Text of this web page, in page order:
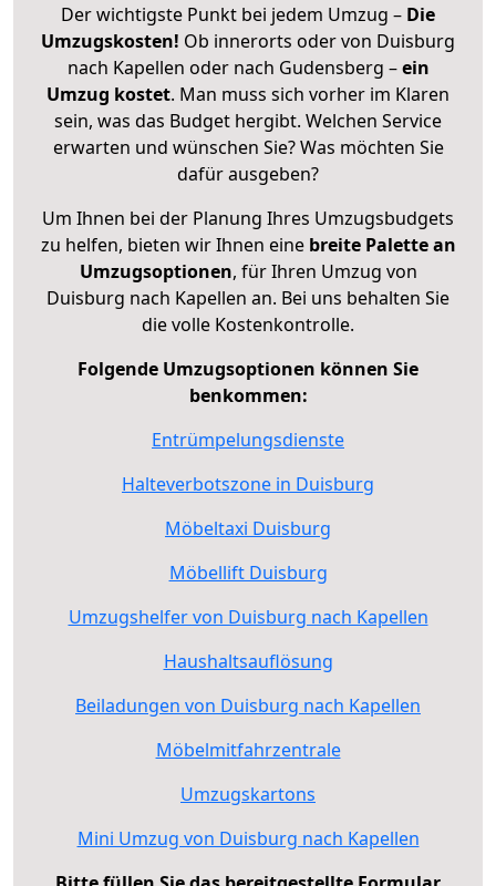
Der wichtigste Punkt bei jedem Umzug – Die
Umzugskosten! Ob innerorts oder von Duisburg
nach Kapellen oder nach Gudensberg –ein
Umzug kostet. Man muss sich vorher im Klaren
sein, was das Budget hergibt. Welchen Service
erwarten und wünschen Sie? Was möchten Sie
dafür ausgeben?
Um Ihnen bei der Planung Ihres Umzugsbudgets
zu helfen, bieten wir Ihnen eine breite Palette an
Umzugsoptionen, für Ihren Umzug von
Duisburg nach Kapellen an. Bei uns behalten Sie
die volle Kostenkontrolle.
Folgende Umzugsoptionen können Sie
benkommen:
Entrümpelungsdienste
Halteverbotszone in Duisburg
Möbeltaxi Duisburg
Möbellift Duisburg
Umzugshelfer von Duisburg nach Kapellen
Haushaltsauflösung
Beiladungen von Duisburg nach Kapellen
Möbelmitfahrzentrale
Umzugskartons
Mini Umzug von Duisburg nach Kapellen